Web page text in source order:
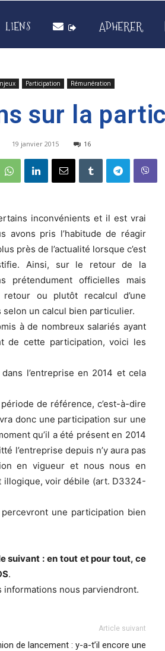
LIENS ADHERER
Participation Rémunération
sur la
19 janvier 2015 16
inconvénients et il est vrai
avons pris l’habitude de réagir
près de l’actualité lorsque c’est
Ainsi, sur le retour de la
prétendument officielles mais
ou plutôt recalcul d’une
un calcul bien particulier.
à de nombreux salariés ayant
de cette participation, voici les
l’entreprise en 2014 et cela
de référence, c’est-à-dire
donc une participation sur une
qu’il a été présent en 2014
l’entreprise depuis n’y aura pas
en vigueur et nous nous en
illogique, voir débile (art. D3324-
une participation bien
suivant : en tout et pour tout, ce
.
informations nous parviendront.
Article suivant
de lancement : y-a-t’il encore une